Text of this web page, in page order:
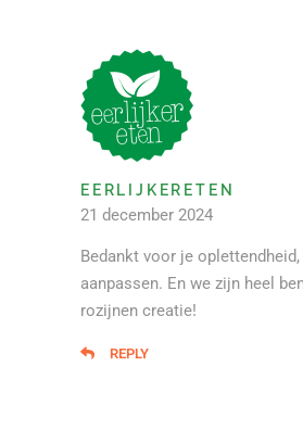
EERLIJKERETEN
21 december 2024
Bedankt voor je
aanpassen. En we zijn heel
rozijnen creatie!
REPLY